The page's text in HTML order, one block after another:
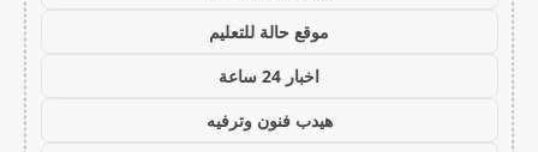
موقع حالة للتعليم
اخبار 24 ساعة
هيدب فنون وترفيه